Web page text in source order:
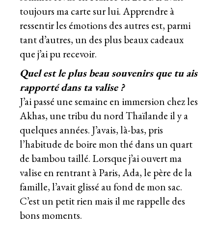
toujours ma carte sur lui. Apprendre à
ressentir les émotions des autres est, parmi
tant d’autres, un des plus beaux cadeaux
que j’ai pu recevoir.
Quel est le plus beau souvenirs que tu ais
rapporté dans ta valise ?
J’ai passé une semaine en immersion chez les
Akhas, une tribu du nord Thaïlande il y a
quelques années. J’avais, là-bas, pris
l’habitude de boire mon thé dans un quart
de bambou taillé. Lorsque j’ai ouvert ma
valise en rentrant à Paris, Ada, le père de la
famille, l’avait glissé au fond de mon sac.
C’est un petit rien mais il me rappelle des
bons moments.